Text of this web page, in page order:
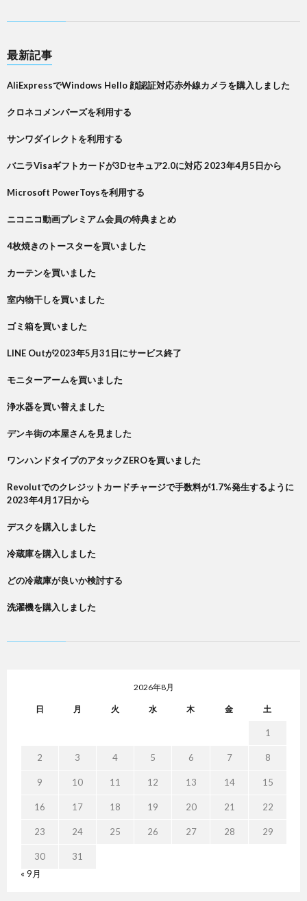
最新記事
AliExpressでWindows Hello 顔認証対応赤外線カメラを購入しました
クロネコメンバーズを利用する
サンワダイレクトを利用する
バニラVisaギフトカードが3Dセキュア2.0に対応 2023年4月5日から
Microsoft PowerToysを利用する
ニコニコ動画プレミアム会員の特典まとめ
4枚焼きのトースターを買いました
カーテンを買いました
室内物干しを買いました
ゴミ箱を買いました
LINE Outが2023年5月31日にサービス終了
モニターアームを買いました
浄水器を買い替えました
デンキ街の本屋さんを見ました
ワンハンドタイプのアタックZEROを買いました
Revolutでのクレジットカードチャージで手数料が1.7%発生するように
2023年4月17日から
デスクを購入しました
冷蔵庫を購入しました
どの冷蔵庫が良いか検討する
洗濯機を購入しました
2026年8月
日 月 火 水 木 金 土
1
2 3 4 5 6 7 8
9 10 11 12 13 14 15
16 17 18 19 20 21 22
23 24 25 26 27 28 29
30
31
« 9月